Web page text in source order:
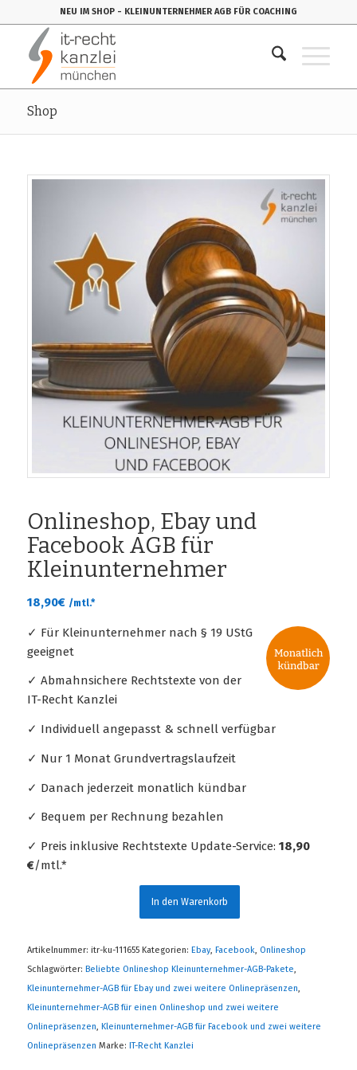
NEU IM SHOP - KLEINUNTERNEHMER AGB FÜR COACHING
Shop
Onlineshop, Ebay und
Facebook AGB für
Kleinunternehmer
18,90€ /mtl.*
✓ Für Kleinunternehmer nach § 19 UStG
geeignet
✓ Abmahnsichere Rechtstexte von der
IT-Recht Kanzlei
✓ Individuell angepasst & schnell verfügbar
✓ Nur 1 Monat Grundvertragslaufzeit
✓ Danach jederzeit monatlich kündbar
✓ Bequem per Rechnung bezahlen
✓ Preis inklusive Rechtstexte Update-Service: 18,90
€/mtl.*
In den Warenkorb
Artikelnummer: itr-ku-111655 Kategorien: Ebay, Facebook, Onlineshop
Schlagwörter: Beliebte Onlineshop Kleinunternehmer-AGB-Pakete,
Kleinunternehmer-AGB für Ebay und zwei weitere Onlinepräsenzen,
Kleinunternehmer-AGB für einen Onlineshop und zwei weitere
Onlinepräsenzen, Kleinunternehmer-AGB für Facebook und zwei weitere
Onlinepräsenzen Marke: IT-Recht Kanzlei